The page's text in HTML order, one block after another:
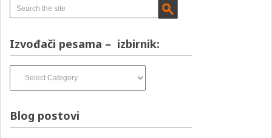
Izvođači pesama – izbirnik:
pesama
Blog postovi